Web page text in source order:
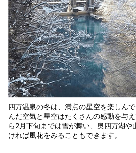
四万温泉の冬は、満点の星空を楽しん
んだ空気と星空はたくさんの感動を与
ら2月下旬までは雪が舞い、奥四万湖や
ければ風花をみることもできます。